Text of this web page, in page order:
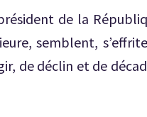
de la
semblent,
de déclin et de